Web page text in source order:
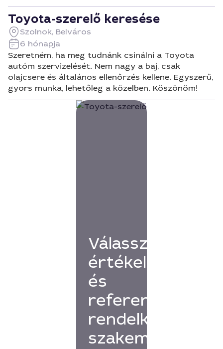
Toyota-szerelő keresése
Szolnok, Belváros
6 hónapja
Szeretném, ha meg tudnánk csinálni a Toyota
autóm szervizelését. Nem nagy a baj, csak
olajcsere és általános ellenőrzés kellene. Egyszerű,
gyors munka, lehetőleg a közelben. Köszönöm!
Válassz
értékelésekkel
és
referenciákkal
rendelkező
szakembert!